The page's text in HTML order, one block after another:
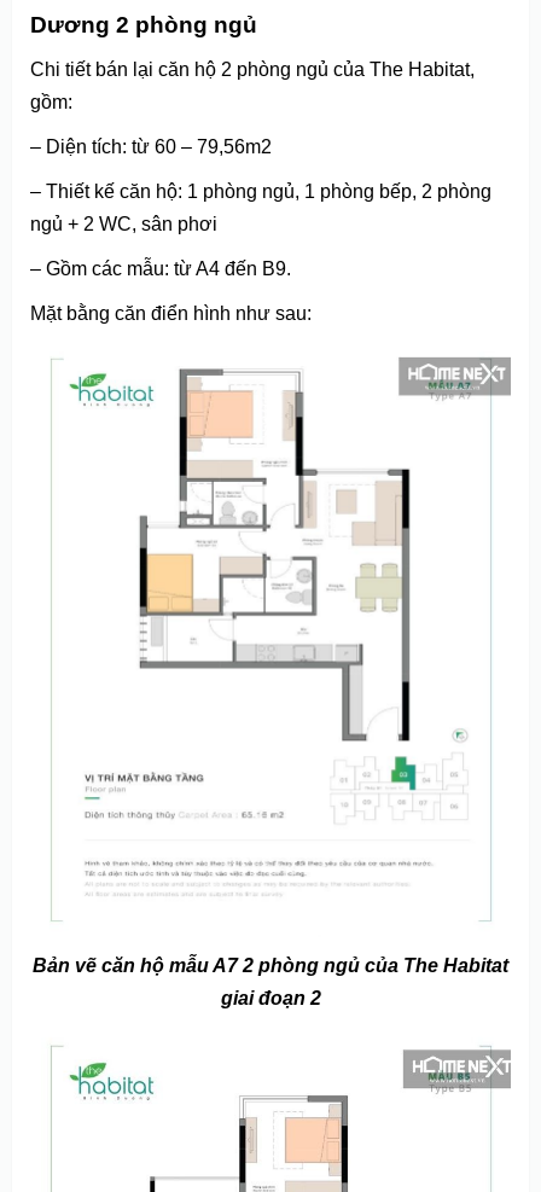
Dương 2 phòng ngủ
Chi tiết bán lại căn hộ 2 phòng ngủ của The Habitat,
gồm:
– Diện tích: từ 60 – 79,56m2
– Thiết kế căn hộ: 1 phòng ngủ, 1 phòng bếp, 2 phòng
ngủ + 2 WC, sân phơi
– Gồm các mẫu: từ A4 đến B9.
Mặt bằng căn điển hình như sau:
Bản vẽ căn hộ mẫu A7 2 phòng ngủ của The Habitat
giai đoạn 2